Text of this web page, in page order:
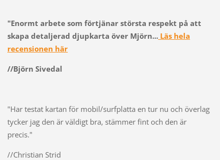
"Enormt arbete som förtjänar största respekt på att
skapa detaljerad djupkarta över Mjörn...Läs hela
recensionen här
//Björn Sivedal
"Har testat kartan för mobil/surfplatta en tur nu och överlag
tycker jag den är väldigt bra, stämmer fint och den är
precis."
//Christian Strid